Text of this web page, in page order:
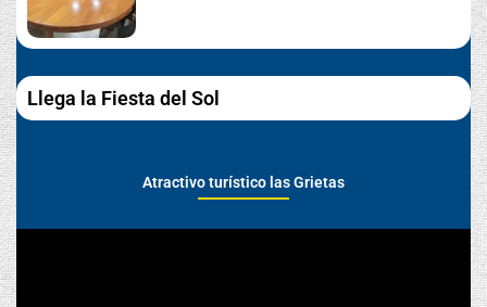
Llega la Fiesta del Sol
Atractivo turístico las Grietas